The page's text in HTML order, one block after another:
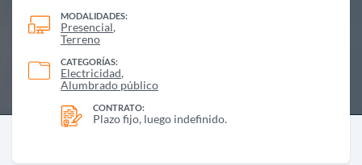
MODALIDADES:
Presencial
Terreno
CATEGORÍAS:
Electricidad
Alumbrado público
CONTRATO:
Plazo fijo, luego indefinido.